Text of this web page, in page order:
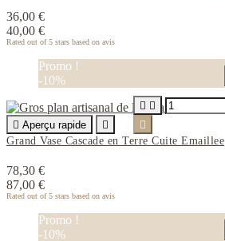
36,00 €
40,00 €
Rated out of 5 stars based on avis
Promo !
-10%
 Aperçu rapide

Grand Vase Cascade en Terre Cuite Emaillee
78,30 €
87,00 €
Rated out of 5 stars based on avis
 

Promo !
-10%